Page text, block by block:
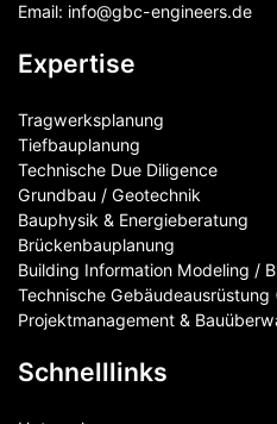
Email: info@gbc-engineers.de
Expertise
Tragwerksplanung
Tiefbauplanung
Technische Due Diligence
Grundbau / Geotechnik
Bauphysik & Energieberatung
Brückenbauplanung
Building Information Modeling /
Technische Gebäudeausrüstung
Projektmanagement &
Schnelllinks